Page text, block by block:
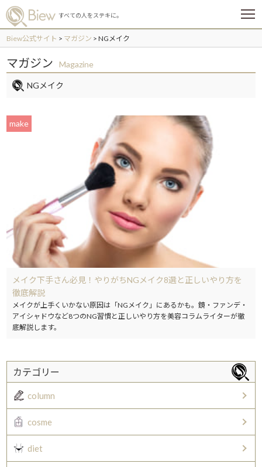
すべての人をステキに。
メ
ー
Biew公式サイト > マガジン >NGメイク
マガジン Magazine
NGメイク
make
メイク下手さん必見！やりがちNGメイク8選と正しいやり方を
徹底解説
メイクが上手くいかない原因は「NGメイク」にあるかも。鏡・ファンデ・
アイシャドウなど8つのNG習慣と正しいやり方を美容コラムライターが徹
底解説します。
カテゴリー
column
cosme
diet